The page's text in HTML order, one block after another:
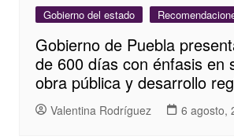
Gobierno del estado
Gobierno de Puebla
de 600 días con énfasis en
obra pública y desarrollo
Valentina Rodríguez 6 agosto,